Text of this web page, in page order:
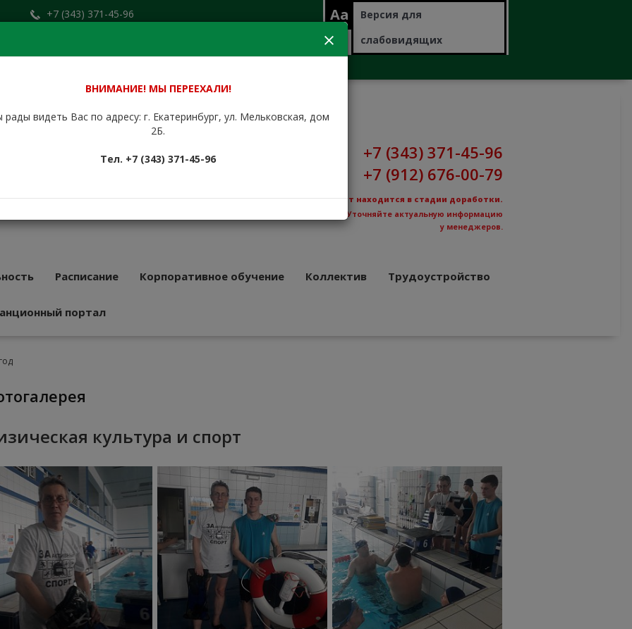
+7 (343) 371-45-96
Aa
Версия для
слабовидящих
+7 (343) 371-45-96
+7 (912) 676-00-79
Сайт находится в стадии доработки.
Уточняйте актуальную информацию
у менеджеров.
Расписание Корпоративное обучение Коллектив Трудоустройство
портал
культура и спорт
ВНИМАНИЕ! МЫ ПЕРЕЕХАЛИ!
видеть Вас по адресу: г. Екатеринбург, ул. Мельковская, дом
2Б.
Тел. +7 (343) 371-45-96